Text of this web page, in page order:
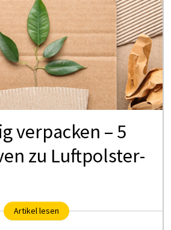
ver­pa­cken – 5
zu Luft­polster­
Artikel lesen